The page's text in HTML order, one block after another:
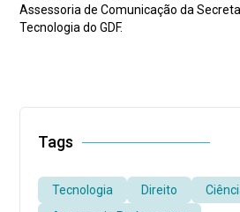
Assessoria de Comunicação da
Tecnologia do GDF.
Tags
Tecnologia Direito